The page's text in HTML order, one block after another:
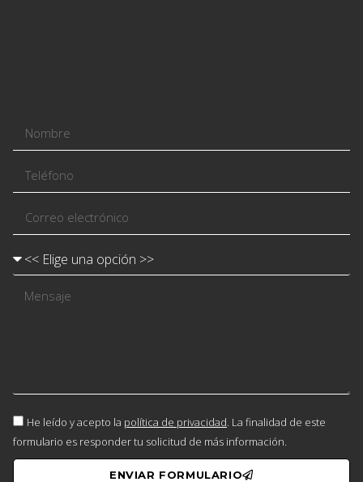
He leído y acepto la política de privacidad. La finalidad de este
formulario es responder tu solicitud de más información.
ENVIAR FORMULARIO